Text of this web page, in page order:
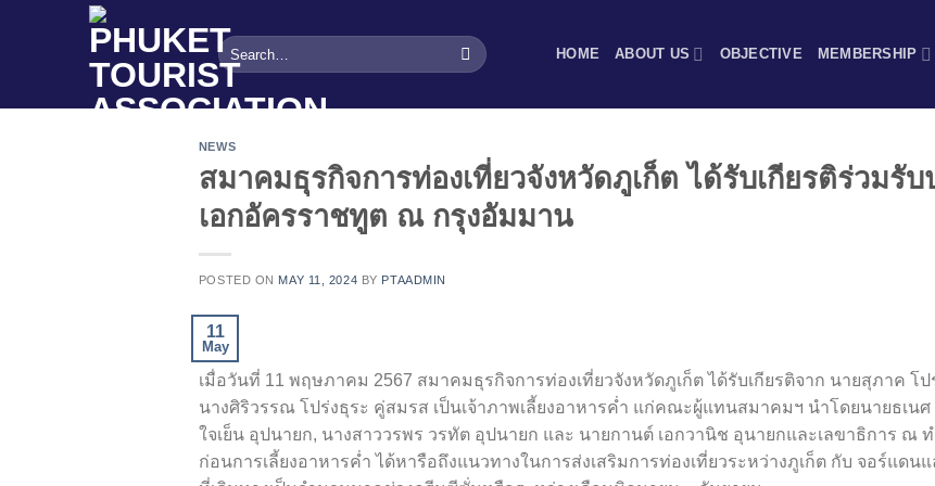
HOME ABOUT US OBJECTIVE MEMBERSHIP
NEWS
สมาคมธุรกิจการท่องเที่ยวจังหวัดภูเก็ต ได้รับเกียรติร่วมรั
เอกอัครราชทูต ณ กรุงอัมมาน
POSTED ON MAY 11, 2024 BY PTAADMIN
11
May
เมื่อวันที่ 11 พฤษภาคม 2567 สมาคมธุรกิจการท่องเที่ยวจังหวัดภูเก็ต ได้รับเกียรติจาก นายสุภาค โ
นางศิริวรรณ โปร่งธุระ คู่สมรส เป็นเจ้าภาพเลี้ยงอาหารค่ำ แก่คณะผู้แทนสมาคมฯ นำโดยนายธเ
ใจเย็น อุปนายก, นางสาววรพร วรทัต อุปนายก และ นายกานต์ เอกวานิช อุนายกและเลขาธิการ ณ
ก่อนการเลี้ยงอาหารค่ำ ได้หารือถึงแนวทางในการส่งเสริมการท่องเที่ยวระหว่างภูเก็ต กับ จอร์แดน